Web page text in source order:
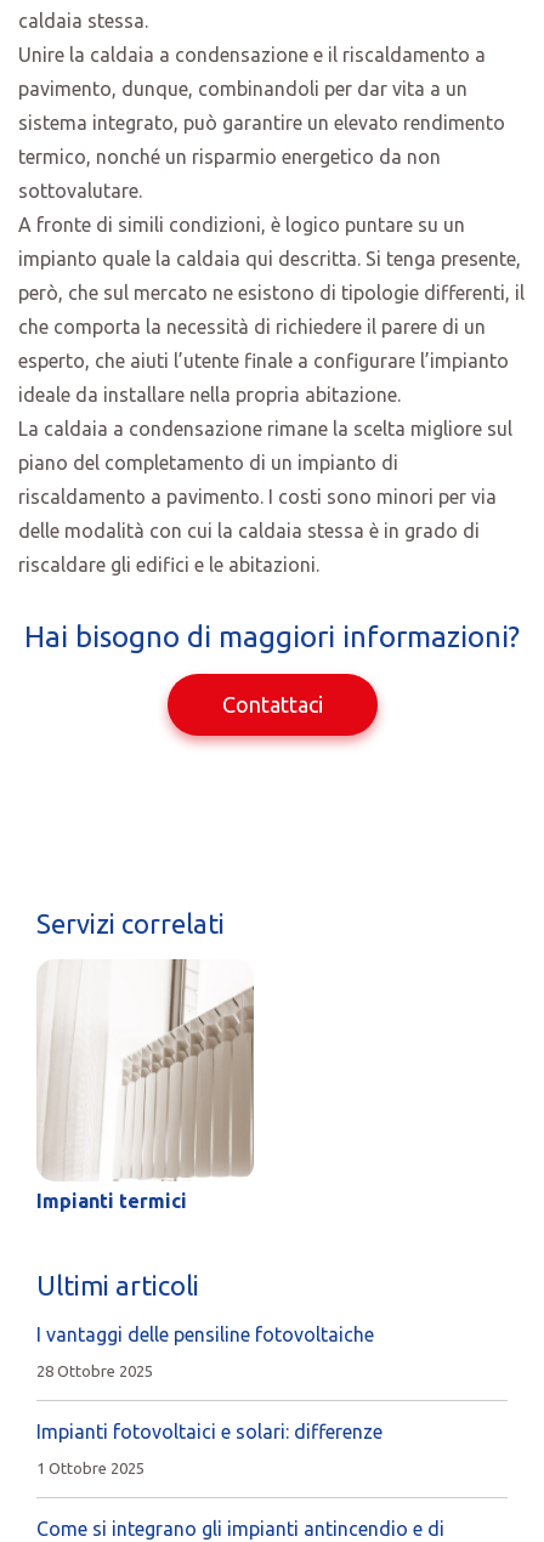
caldaia stessa.
Unire la caldaia a condensazione e il riscaldamento a
pavimento, dunque, combinandoli per dar vita a un
sistema integrato, può garantire un elevato rendimento
termico, nonché un risparmio energetico da non
sottovalutare.
A fronte di simili condizioni, è logico puntare su un
impianto quale la caldaia qui descritta. Si tenga presente,
però, che sul mercato ne esistono di tipologie differenti, il
che comporta la necessità di richiedere il parere di un
esperto, che aiuti l’utente finale a configurare l’impianto
ideale da installare nella propria abitazione.
La caldaia a condensazione rimane la scelta migliore sul
piano del completamento di un impianto di
riscaldamento a pavimento. I costi sono minori per via
delle modalità con cui la caldaia stessa è in grado di
riscaldare gli edifici e le abitazioni.
Hai bisogno di maggiori informazioni?
Contattaci
Servizi correlati
Impianti termici
Ultimi articoli
I vantaggi delle pensiline fotovoltaiche
28 Ottobre 2025
Impianti fotovoltaici e solari: differenze
1 Ottobre 2025
Come si integrano gli impianti antincendio e di